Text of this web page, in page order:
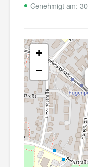
Genehmigt am:
+
−